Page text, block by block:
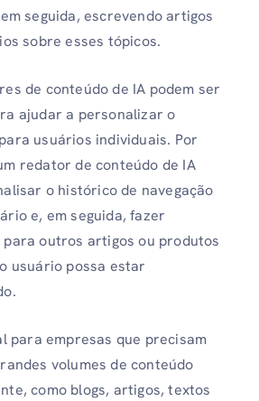
seguida, escrevendo artigos
sobre esses tópicos.
de conteúdo de IA podem ser
ajudar a personalizar o
usuários individuais. Por
redator de conteúdo de IA
o histórico de navegação
e, em seguida, fazer
para outros artigos ou produtos
usuário possa estar
para empresas que precisam
volumes de conteúdo
como blogs, artigos, textos